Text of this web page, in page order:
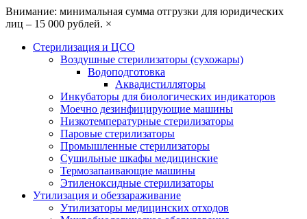
Внимание: минимальная сумма отгрузки для юридических
лиц – 15 000 рублей. ×
Стерилизация и ЦСО
Воздушные стерилизаторы (сухожары)
Водоподготовка
Аквадистилляторы
Инкубаторы для биологических индикаторов
Моечно дезинфицирующие машины
Низкотемпературные стерилизаторы
Паровые стерилизаторы
Промышленные стерилизаторы
Сушильные шкафы медицинские
Термозапаивающие машины
Этиленоксидные стерилизаторы
Утилизация и обеззараживание
Утилизаторы медицинских отходов